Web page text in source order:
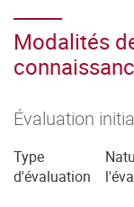
Modalités
Évaluation
Type
d'évaluation